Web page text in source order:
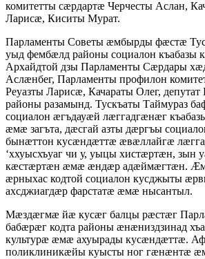
комитетты сæрдартæ Черчесты Аслан,
Ларисæ, Киситы Мурат.
Парламенты Советы æмбырды фæстæ
уыд фембæлд районы социалон къабазы
Архайдтой дзы Парламенты Сæрдары
Аслæнбег, Парламенты профилон
Реуазты Ларисæ, Качараты Олег,
районы разамынд. Тускъаты Таймураз
социалон æгъдауæй лæггадгæнæг
æмæ загъта, дæсгай азты дæргъы
бынæттон кусæндæттæ æвæллайгæ
‘ххуысхъуаг чи у, уыцы хистæртæн, зын
кæстæртæн æмæ æндæр адæймæгтæн.
æрныхас кодтой социалон кусджыты
ахсджиагдæр фарстатæ æмæ нысантыл.
Мæздæгмæ йæ кусæг балцы рæстæг
бабæрæг кодта районы æнæниздзинад
культурæ æмæ ахуырады кусæндæттæ.
поликлиникæйы куысты ног гæнæнтæ